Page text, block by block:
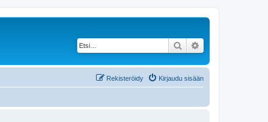
Etsi
Kirjaudu sisään
Rekisteröidy